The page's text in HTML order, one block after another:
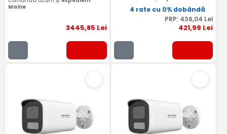
Maine
3445,85 Lei
4 rate cu 0% dobândă
PRP: 436,04 Lei
421,99 Lei